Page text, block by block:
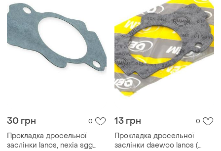
30 грн 0
Прокладка дросельної
заслінки lanos, nexia sgg
13 грн 0
Прокладка дросельної
заслінки daewoo lanos (